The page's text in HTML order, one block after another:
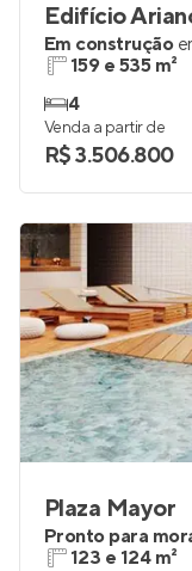
Edifício
Em construção
159 e 535 m²
4
Venda a partir de
R$ 3.506.800
Plaza Mayor
Pronto para
123 e 124 m²